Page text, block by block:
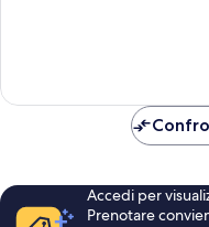
Accedi per
Prenotare